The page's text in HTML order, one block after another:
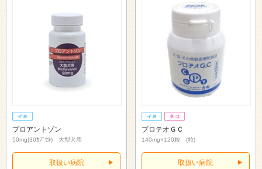
プロアントゾン
50mg(30ｶﾌﾟｾﾙ) 大型犬用
取扱い病院
プロテオＧＣ
140mg×120粒 (粒)
取扱い病院